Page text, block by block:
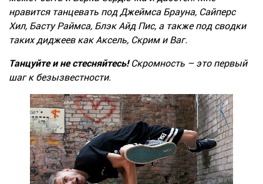
нравится танцевать под Джеймса Брауна, Сайперс
Хил, Басту Раймса, Блэк Айд Пис, а также под сводки
таких диджеев как Аксель, Скрим и Ваг.
Танцуйте и не стесняйтесь!Скромность – это первый
шаг к безызвестности.